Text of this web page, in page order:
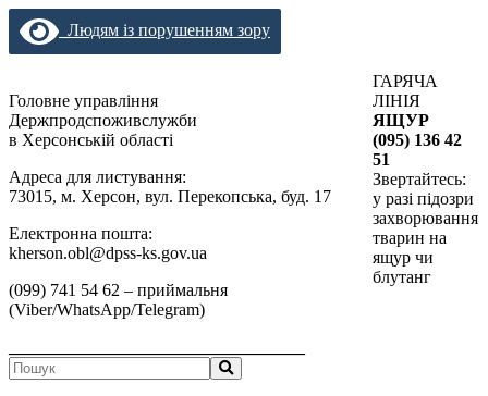
Людям із порушенням зору
Головне управління
Держпродспоживслужби
в Херсонській області
Адреса для листування:
73015, м. Херсон, вул. Перекопська, буд. 17
Електронна пошта:
kherson.obl@dpss-ks.gov.ua
(099) 741 54 62 – приймальня
(Viber/WhatsApp/Telegram)
ГАРЯЧА
ЛІНІЯ
ЯЩУР
(095) 136 42
51
Звертайтесь:
у разі підозри
захворювання
тварин на
ящур чи
блутанг